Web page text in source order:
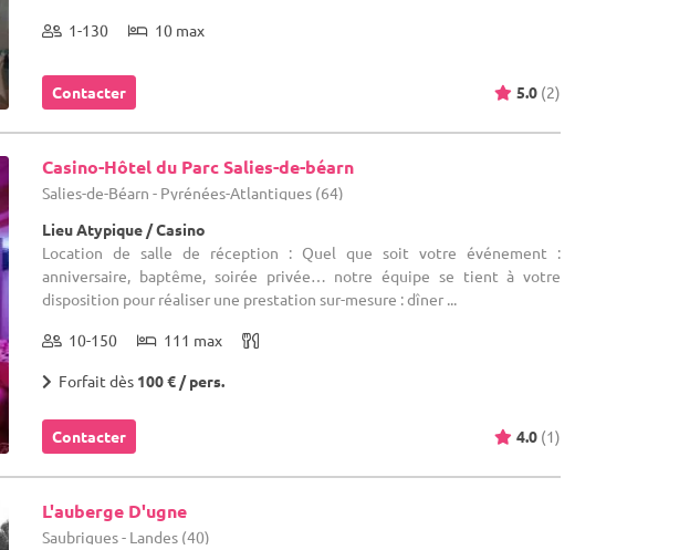
1-130 10 max
Contacter 5.0 (2)
Casino-Hôtel du Parc Salies-de-béarn
Salies-de-Béarn - Pyrénées-Atlantiques (64)
Lieu Atypique / Casino
Location de salle de réception : Quel que soit votre événement :
anniversaire, baptême, soirée privée… notre équipe se tient à votre
disposition pour réaliser une prestation sur-mesure : dîner ...
10-150 111 max
Forfait dès 100 € / pers.
Contacter 4.0 (1)
L'auberge D'ugne
Saubrigues - Landes (40)